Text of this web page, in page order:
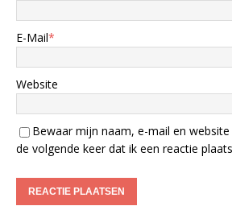
E-Mail*
Website
Bewaar mijn naam, e-mail en
de volgende keer dat ik een reactie